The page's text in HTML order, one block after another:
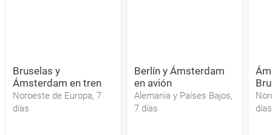
Bruselas y
Ámsterdam en tren
Noroeste de Europa, 7
días
Berlín y Ámsterdam
en avión
Alemania y Países Bajos,
7 días
días